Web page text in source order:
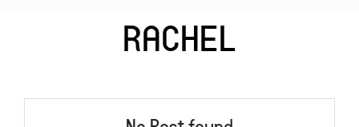
RACHEL